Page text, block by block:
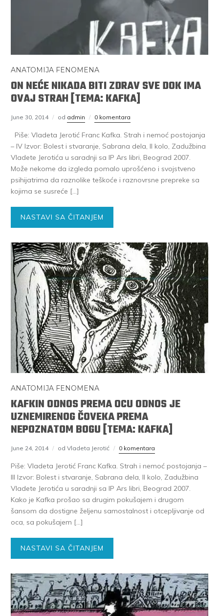
ANATOMIJA FENOMENA
ON NEĆE NIKADA BITI ZDRAV SVE DOK IMA
OVAJ STRAH [TEMA: KAFKA]
June 30, 2014 od admin 0 komentara
Piše: Vladeta Jerotić Franc Kafka. Strah i nemoć postojanja
– IV Izvor: Bolest i stvaranje, Sabrana dela, II kolo, Zadužbina
Vladete Jerotića u saradnji sa IP Ars libri, Beograd 2007.
Može nekome da izgleda pomalo uprošćeno i svojstveno
psihijatrima da raznolike teškoće i raznovrsne prepreke sa
kojima se susreće […]
NASTAVI SA ČITANJEM
ANATOMIJA FENOMENA
KAFKIN ODNOS PREMA OCU ODNOS JE
UZNEMIRENOG ČOVEKA PREMA
NEPOZNATOM BOGU [TEMA: KAFKA]
June 24, 2014 od Vladeta Jerotić 0 komentara
Piše: Vladeta Jerotić Franc Kafka. Strah i nemoć postojanja –
III Izvor: Bolest i stvaranje, Sabrana dela, II kolo, Zadužbina
Vladete Jerotića u saradnji sa IP Ars libri, Beograd 2007.
Kako je Kafka prošao sa drugim pokušajem i drugom
šansom da dostigne željenu samostalnost i otcepljivanje od
oca, sa pokušajem […]
NASTAVI SA ČITANJEM